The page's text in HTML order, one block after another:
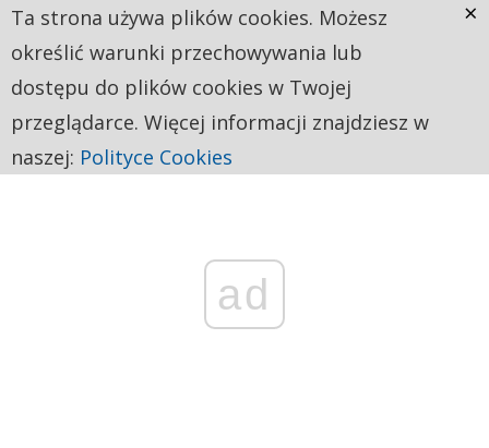
ad
Ta strona używa plików cookies. Możesz
określić warunki przechowywania lub
dostępu do plików cookies w Twojej
przeglądarce. Więcej informacji znajdziesz w
naszej: Polityce Cookies
×